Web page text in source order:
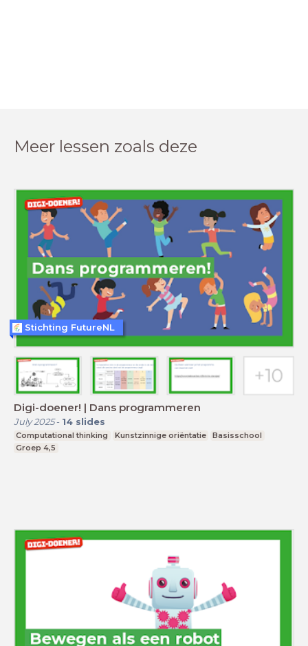
Meer lessen zoals deze
Digi-doener! | Dans programmeren
July 2025- 14 slides
Computational thinking Kunstzinnige oriëntatie
Basisschool
Groep 4,5
Stichting FutureNL